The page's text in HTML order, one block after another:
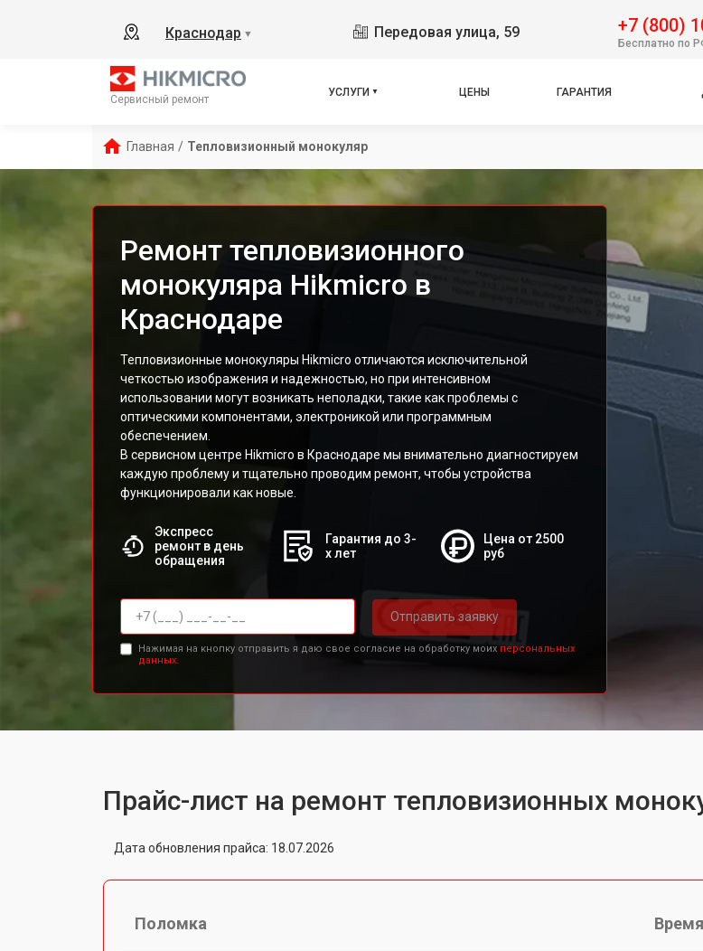
Краснодар ▼ Передовая улица, 59 +7 (800)
Бесплатно по
Сервисный ремонт
УСЛУГИ ЦЕНЫ ГАРАНТИЯ
Главная / Тепловизионный монокуляр
Ремонт тепловизионного
монокуляра Hikmicro в
Краснодаре
Тепловизионные монокуляры Hikmicro отличаются исключительной
четкостью изображения и надежностью, но при интенсивном
использовании могут возникать неполадки, такие как проблемы с
оптическими компонентами, электроникой или программным
обеспечением.
В сервисном центре Hikmicro в Краснодаре мы внимательно диагностируем
каждую проблему и тщательно проводим ремонт, чтобы устройства
функционировали как новые.
Экспресс
ремонт в день
обращения
Гарантия до 3-
х лет
Цена от 2500
руб
Отправить заявку
Нажимая на кнопку отправить я даю свое согласие на обработку моих персональных
данных.
Прайс-лист на ремонт тепловизионных
Дата обновления прайса: 18.07.2026
Поломка Время